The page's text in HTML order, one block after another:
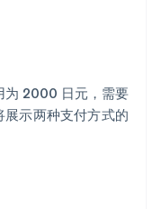
为 2000 日元，需要
示两种支付方式的